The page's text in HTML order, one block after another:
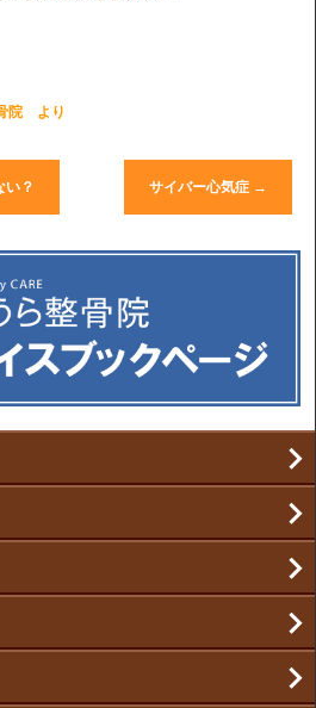
院 より
い？ サイバー心気症 →